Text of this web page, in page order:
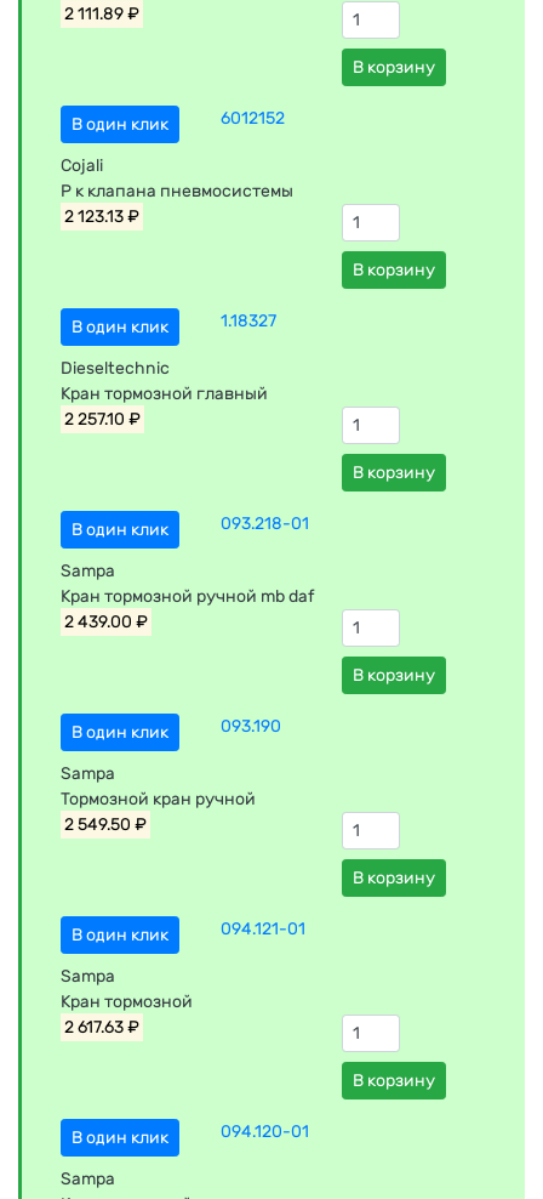
2 111.89 ₽
В корзину
В один клик 6012152
Cojali
Р к клапана пневмосистемы
2 123.13 ₽
В корзину
В один клик 1.18327
Dieseltechnic
Кран тормозной главный
2 257.10 ₽
В корзину
В один клик 093.218-01
Sampa
Кран тормозной ручной mb daf
2 439.00 ₽
В корзину
В один клик 093.190
Sampa
Тормозной кран ручной
2 549.50 ₽
В корзину
В один клик 094.121-01
Sampa
Кран тормозной
2 617.63 ₽
В корзину
В один клик 094.120-01
Sampa